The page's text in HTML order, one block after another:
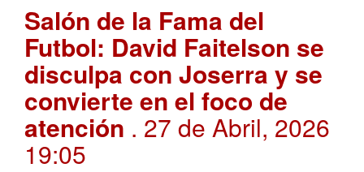
Salón de la Fama del
Futbol: David Faitelson se
disculpa con Joserra y se
convierte en el foco de
atención . 27 de Abril, 2026
19:05